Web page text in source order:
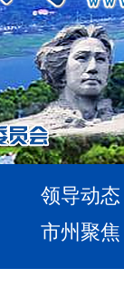
领导动态
市州聚焦